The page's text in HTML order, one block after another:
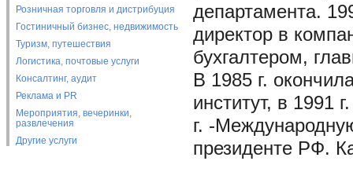
Розничная торговля и дистрибуция
Гостиничный бизнес, недвижимость
Туризм, путешествия
Логистика, почтовые услуги
Консалтинг, аудит
Реклама и PR
Мероприятия, вечеринки,
развлечения
Другие услуги
департамента.
директор в
бухгалтером,
В 1985 г.
институт, в 1991
г. -
президенте РФ.